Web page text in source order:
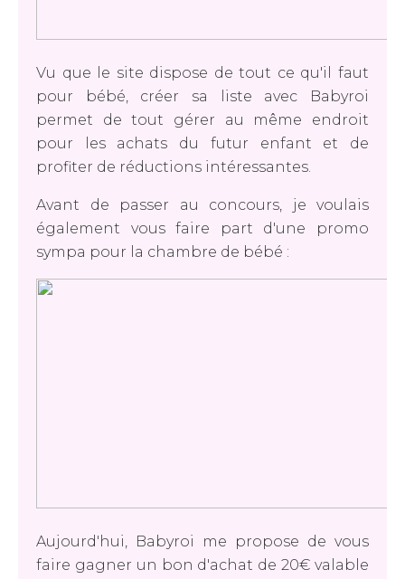
Vu que le site dispose de tout ce qu'il faut
pour bébé, créer sa liste avec Babyroi
permet de tout gérer au même endroit
pour les achats du futur enfant et de
profiter de réductions intéressantes.
Avant de passer au concours, je voulais
également vous faire part d'une promo
sympa pour la chambre de bébé :
Aujourd'hui, Babyroi me propose de vous
faire gagner un bon d'achat de 20€ valable